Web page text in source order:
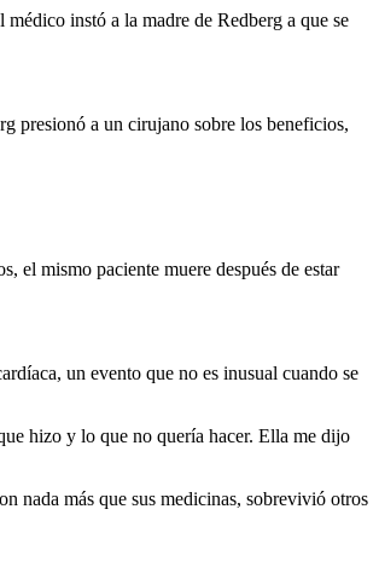
instó a la madre de Redberg a que se
presionó a un cirujano sobre los beneficios,
el mismo paciente muere después de estar
un evento que no es inusual cuando se
hizo y lo que no quería hacer. Ella me dijo
nada más que sus medicinas, sobrevivió otros